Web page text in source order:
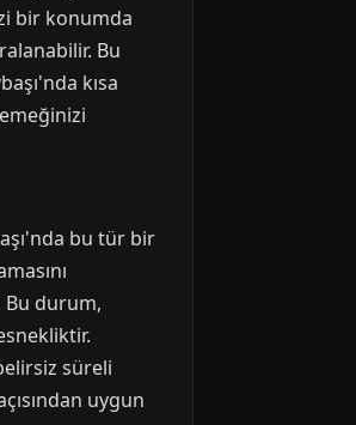
bir konumda
Bu
kısa
bu tür bir
Bu durum,
süreli
uygun